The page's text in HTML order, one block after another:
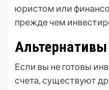
юристом или
прежде чем
Если вы не готовы
счета, существуют